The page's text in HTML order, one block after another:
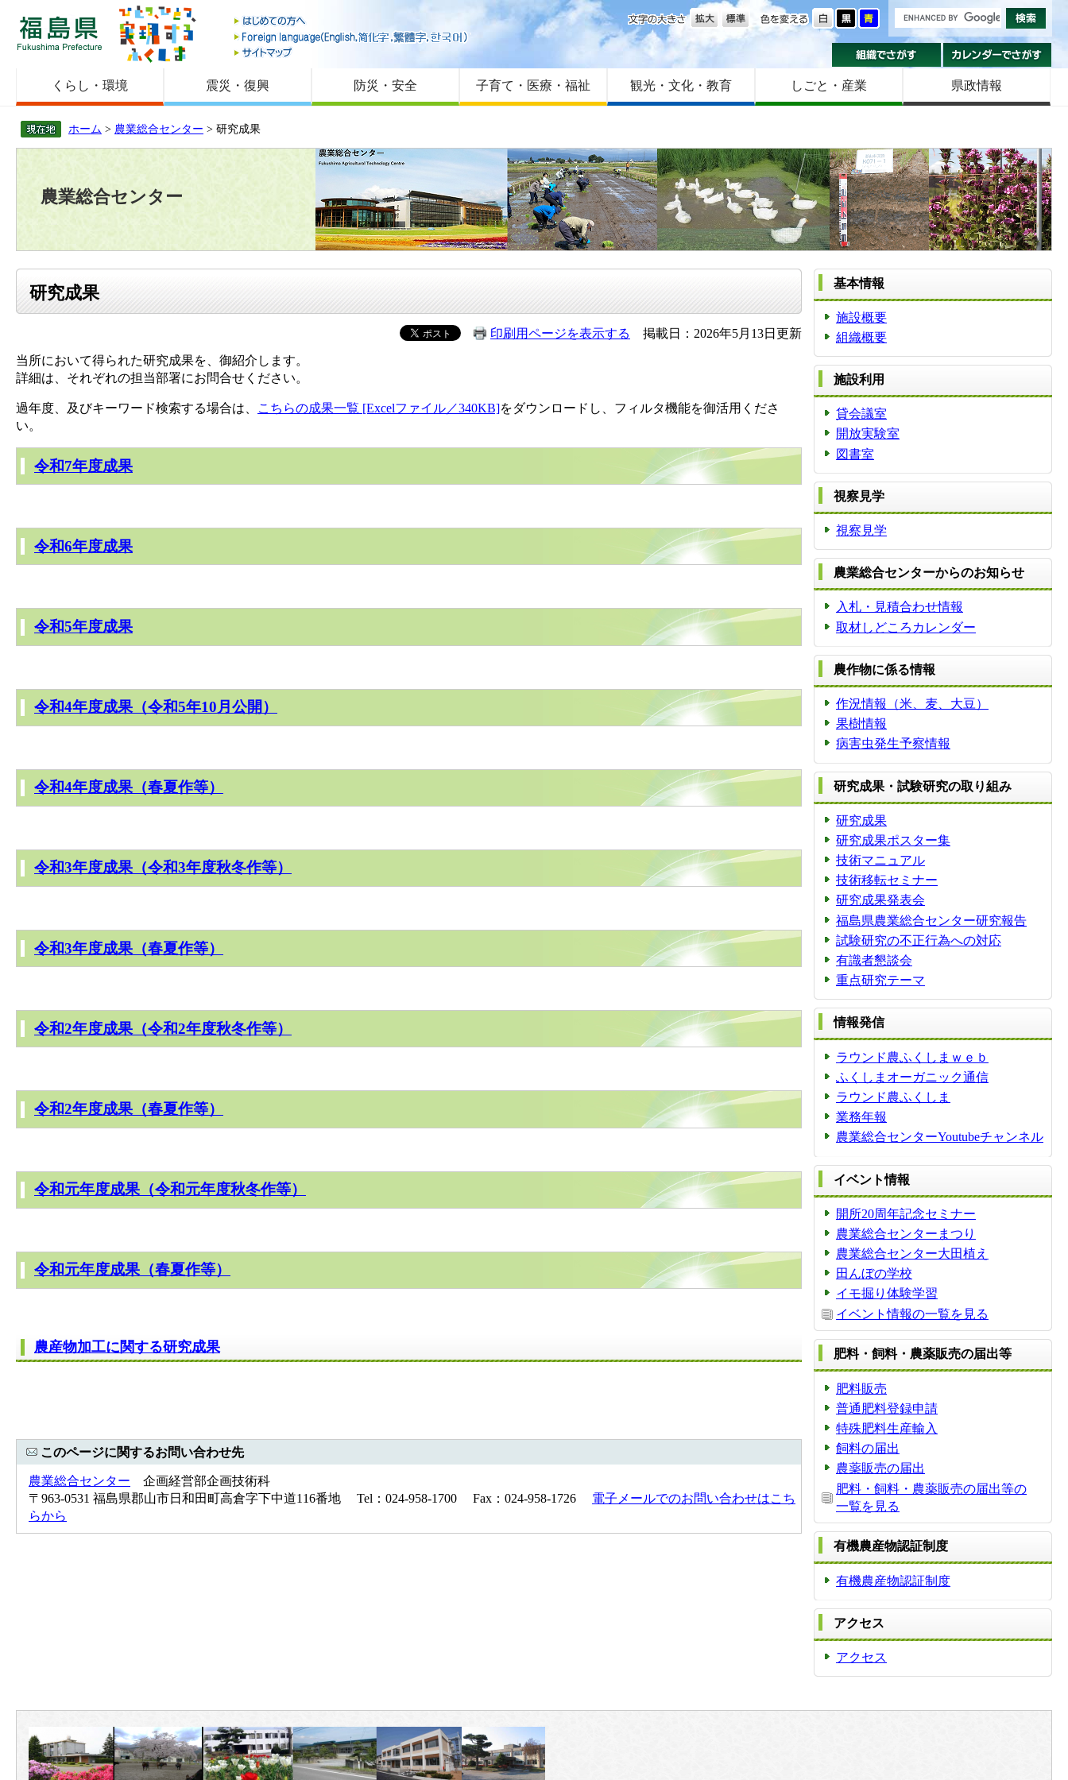
福島県
はじめての方へ
Foreign language
サイトマップ
色を変える
文字の大きさ
組織でさがす
くらし・環境 震災・復興 防災・安全 子育て・医療・福祉 観光・文化・教育 しごと・産業 県政情報
ホーム > 農業総合センター > 研究成果
農業総合センター
研究成果
印刷用ページを表示する
掲載日：2026年5月13日更新
当所において得られた研究成果を、御紹介します。
詳細は、それぞれの担当部署にお問合せください。
過年度、及びキーワード検索する場合は、 こちらの成果一覧 [Excelファイル／340KB]をダウンロードし、フィルタ機能を御活用くださ
い。
令和7年度成果
令和6年度成果
令和5年度成果
令和4年度成果（令和5年10月公開）
令和4年度成果（春夏作等）
令和3年度成果（令和3年度秋冬作等）
令和3年度成果（春夏作等）
令和2年度成果（令和2年度秋冬作等）
令和2年度成果（春夏作等）
令和元年度成果（令和元年度秋冬作等）
令和元年度成果（春夏作等）
農産物加工に関する研究成果
このページに関するお問い合わせ先
農業総合センター 企画経営部企画技術科
〒963-0531 福島県郡山市日和田町高倉字下中道116番地 Tel：024-958-1700 Fax：024-958-1726 電子メールでのお問い合わせはこち
らから
基本情報
施設概要
組織概要
施設利用
貸会議室
開放実験室
図書室
視察見学
視察見学
農業総合センターからのお知らせ
入札・見積合わせ情報
取材しどころカレンダー
農作物に係る情報
作況情報（米、麦、大豆）
果樹情報
病害虫発生予察情報
研究成果・試験研究の取り組み
研究成果
研究成果ポスター集
技術マニュアル
技術移転セミナー
研究成果発表会
福島県農業総合センター研究報告
試験研究の不正行為への対応
有識者懇談会
重点研究テーマ
情報発信
ラウンド農ふくしまｗｅｂ
ふくしまオーガニック通信
ラウンド農ふくしま
業務年報
農業総合センターYoutubeチャンネル
イベント情報
開所20周年記念セミナー
農業総合センターまつり
農業総合センター大田植え
田んぼの学校
イモ掘り体験学習
イベント情報の一覧を見る
肥料・飼料・農薬販売の届出等
肥料販売
普通肥料登録申請
特殊肥料生産輸入
飼料の届出
農薬販売の届出
肥料・飼料・農薬販売の届出等の
一覧を見る
有機農産物認証制度
有機農産物認証制度
アクセス
アクセス